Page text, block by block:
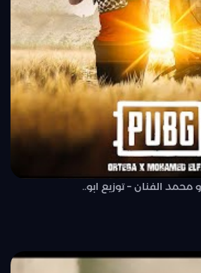
محمد الفنان – توزيع ابو..